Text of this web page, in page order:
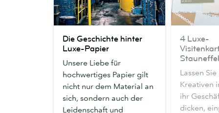
Geschichte
hinter
Luxe-
Papier
Die Geschichte hinter
Luxe-Papier
Unsere Liebe für
hochwertiges Papier gilt
nicht nur dem Material an
sich, sondern auch der
Leidenschaft und
Luxe-
Stauneffekt
4 Luxe-
Lassen
Kreativen
ihr
dicken,